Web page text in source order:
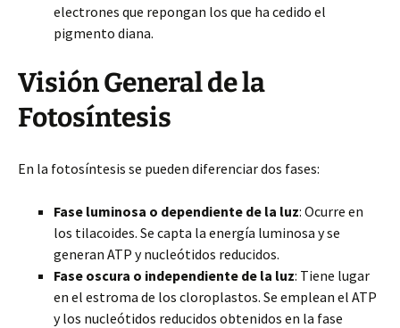
electrones que repongan los que ha cedido el
pigmento diana.
Visión General de la
Fotosíntesis
En la fotosíntesis se pueden diferenciar dos fases:
Fase luminosa o dependiente de la luz: Ocurre en
los tilacoides. Se capta la energía luminosa y se
generan ATP y nucleótidos reducidos.
Fase oscura o independiente de la luz: Tiene lugar
en el estroma de los cloroplastos. Se emplean el ATP
y los nucleótidos reducidos obtenidos en la fase